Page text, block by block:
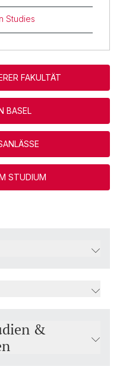
Studies
FAKULTÄT
BASEL
STUDIUM
&